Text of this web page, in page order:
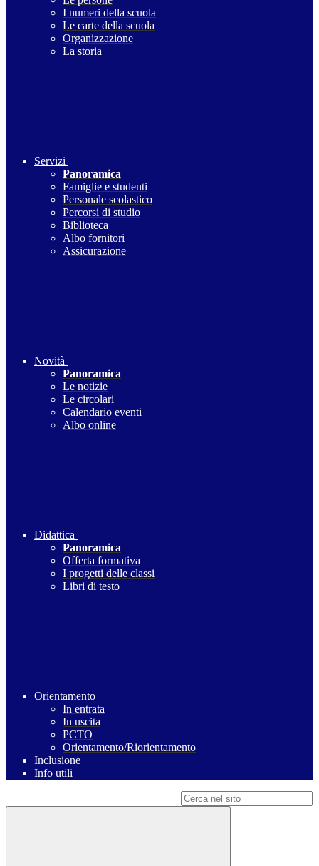
I numeri della scuola
Le carte della scuola
Organizzazione
La storia
Servizi
Panoramica
Famiglie e studenti
Personale scolastico
Percorsi di studio
Biblioteca
Albo fornitori
Assicurazione
Novità
Panoramica
Le notizie
Le circolari
Calendario eventi
Albo online
Didattica
Panoramica
Offerta formativa
I progetti delle classi
Libri di testo
Orientamento
In entrata
In uscita
PCTO
Orientamento/Riorientamento
Inclusione
Info utili